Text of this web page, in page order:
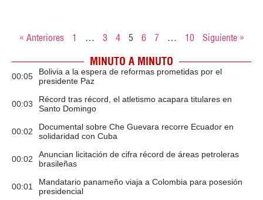
« Anteriores 1 … 3 4 5 6 7 … 10 Siguiente »
MINUTO A MINUTO
00:05
Bolivia a la espera de reformas prometidas por el
presidente Paz
00:03
Récord tras récord, el atletismo acapara titulares en
Santo Domingo
00:02
Documental sobre Che Guevara recorre Ecuador en
solidaridad con Cuba
00:02
Anuncian licitación de cifra récord de áreas petroleras
brasileñas
00:01
Mandatario panameño viaja a Colombia para posesión
presidencial